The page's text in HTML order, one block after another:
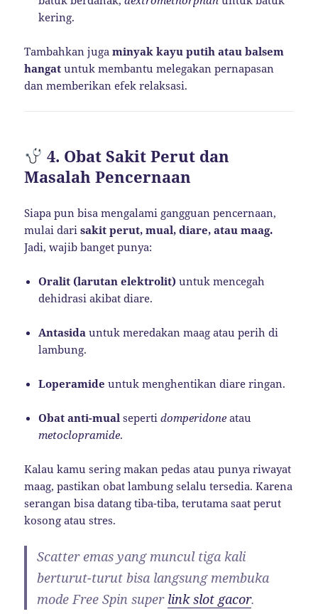
kering.
Tambahkan jugaminyak kayu putih atau balsem
hangat untuk membantu melegakan pernapasan
dan memberikan efek relaksasi.
4. Obat Sakit Perut dan
Masalah Pencernaan
Siapa pun bisa mengalami gangguan pencernaan,
mulai darisakit perut, mual, diare, atau maag.
Jadi, wajib banget punya:
Oralit (larutan elektrolit) untuk mencegah
dehidrasi akibat diare.
Antasida untuk meredakan maag atau perih di
lambung.
Loperamide untuk menghentikan diare ringan.
Obat anti-mual sepertidomperidone atau
metoclopramide.
Kalau kamu sering makan pedas atau punya riwayat
maag, pastikan obat lambung selalu tersedia. Karena
serangan bisa datang tiba-tiba, terutama saat perut
kosong atau stres.
Scatter emas yang muncul tiga kali
berturut-turut bisa langsung membuka
mode Free Spin super link slot gacor.